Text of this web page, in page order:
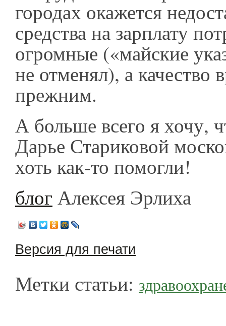
городах окажется
средства на зарплату
огромные («майские
не отменял), а качество
прежним.
А больше всего я хочу,
Дарье Стариковой
хоть как-то помогли!
блог Алексея Эрлиха
Версия для печати
Метки статьи: